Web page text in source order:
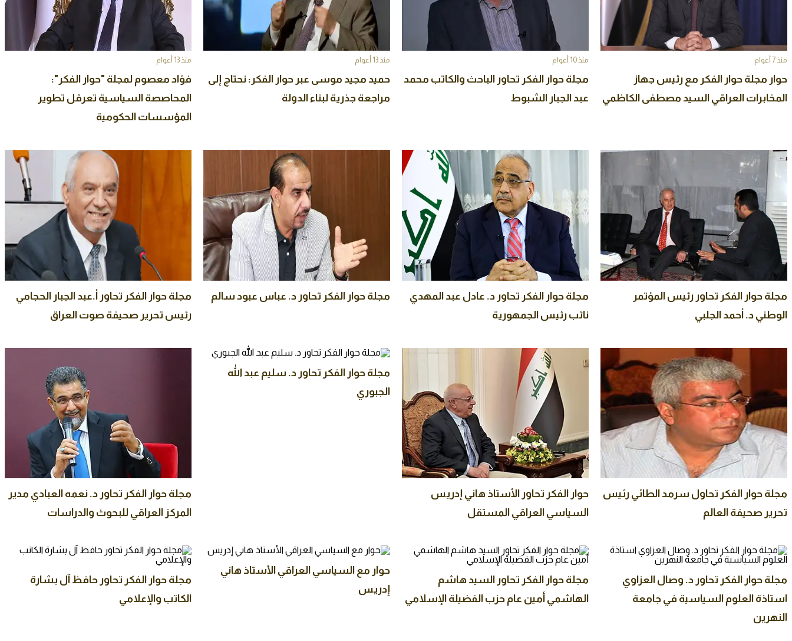
منذ 7 أعوام
حوار مجلة حوار الفكر مع رئيس جهاز
المخابرات العراقي السيد مصطفى الكاظمي
منذ 10 أعوام
مجلة حوار الفكر تحاور الباحث والكاتب محمد
عبد الجبار الشبوط
منذ 13 أعوام
حميد مجيد موسى عبر حوار الفكر: نحتاج إلى
مراجعة جذرية لبناء الدولة
منذ 13 أعوام
فؤاد معصوم لمجلة "حوار الفكر":
المحاصصة السياسية تعرقل تطوير
المؤسسات الحكومية
مجلة حوار الفكر تحاور رئيس المؤتمر
الوطني د. أحمد الجلبي
مجلة حوار الفكر تحاور د. عادل عبد المهدي
نائب رئيس الجمهورية
مجلة حوار الفكر تحاور د. عباس عبود سالم
مجلة حوار الفكر تحاور أ.عبد الجبار الحجامي
رئيس تحرير صحيفة صوت العراق
مجلة حوار الفكر تحاول سرمد الطائي رئيس
تحرير صحيفة العالم
حوار الفكر تحاور الأستاذ هاني إدريس
السياسي العراقي المستقل
مجلة حوار الفكر تحاور د. سليم عبد الله
الجبوري
مجلة حوار الفكر تحاور د. نعمه العبادي مدير
المركز العراقي للبحوث والدراسات
مجلة حوار الفكر تحاور د. وصال العزاوي
استاذة العلوم السياسية في جامعة
النهرين
مجلة حوار الفكر تحاور السيد هاشم
الهاشمي أمين عام حزب الفضيلة الإسلامي
حوار مع السياسي العراقي الأستاذ هاني
إدريس
مجلة حوار الفكر تحاور حافظ آل بشارة
الكاتب والإعلامي